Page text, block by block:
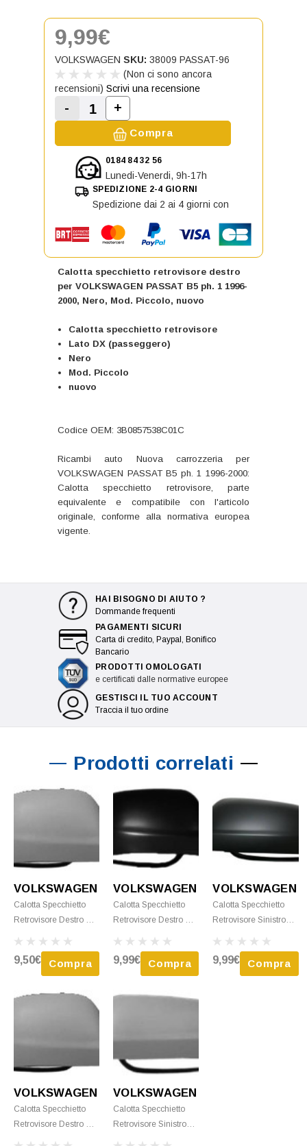
Calotta specchietto retrovisore destro
per VOLKSWAGEN PASSAT B5 ph. 1 1996-
2000, Nero, Mod. Piccolo, nuovo
Calotta specchietto retrovisore
Lato DX (passeggero)
Nero
Mod. Piccolo
nuovo
Codice OEM: 3B0857538C01C
Ricambi auto Nuova carrozzeria per
VOLKSWAGEN PASSAT B5 ph. 1 1996-2000:
Calotta specchietto retrovisore, parte
equivalente e compatibile con l'articolo
originale, conforme alla normativa europea
vigente.
9,99€
VOLKSWAGEN SKU: 38009 PASSAT-96
(Non ci sono ancora
recensioni) Scrivi una recensione
Diminuisci la quantità di Calotta specchietto
-
Aumenta la quantità di Calotta
+
Compra
0184 84 32 56
Lunedi-Venerdi, 9h-17h
SPEDIZIONE 2-4 GIORNI
Spedizione dai 2 ai 4 giorni con
HAI BISOGNO DI AIUTO ?
Dommande frequenti
PAGAMENTI SICURI
Carta di credito, Paypal, Bonifico
Bancario
PRODOTTI OMOLOGATI
e certificati dalle normative europee
GESTISCI IL TUO ACCOUNT
Traccia il tuo ordine
Prodotti correlati
VOLKSWAGEN
Calotta Specchietto
Retrovisore Destro Per
PASSAT B5 Ph. 1
1996-2000, Mod.
Verniciare
9,50€ Compra
VOLKSWAGEN
Calotta Specchietto
Retrovisore Destro Per
PASSAT B5 Ph. 2
2000-2003, Nero,
9,99€ Compra
VOLKSWAGEN
Calotta Specchietto
Retrovisore Sinistro
PASSAT B5 Ph. 1
1996-2000, Nero,
9,99€ Compra
VOLKSWAGEN
Calotta Specchietto
Retrovisore Destro Per
VOLKSWAGEN
Calotta Specchietto
Retrovisore Sinistro